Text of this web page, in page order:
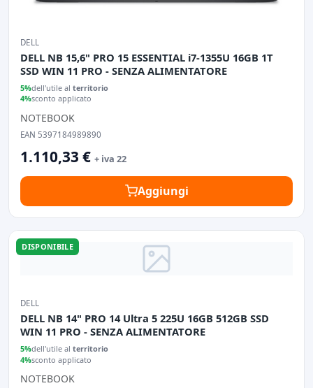
DELL
DELL NB 15,6" PRO 15 ESSENTIAL i7-1355U 16GB 1T
SSD WIN 11 PRO - SENZA ALIMENTATORE
5%dell'utile al territorio
4%sconto applicato
NOTEBOOK
EAN 5397184989890
1.110,33 € + iva 22
Aggiungi
DISPONIBILE
DELL
DELL NB 14" PRO 14 Ultra 5 225U 16GB 512GB SSD
WIN 11 PRO - SENZA ALIMENTATORE
5%dell'utile al territorio
4%sconto applicato
NOTEBOOK